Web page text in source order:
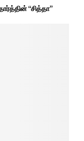
“சித்தா”